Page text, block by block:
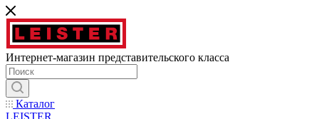
Интернет-магазин представительского класса
Каталог
LEISTER